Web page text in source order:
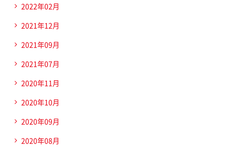
2022年02月
2021年12月
2021年09月
2021年07月
2020年11月
2020年10月
2020年09月
2020年08月